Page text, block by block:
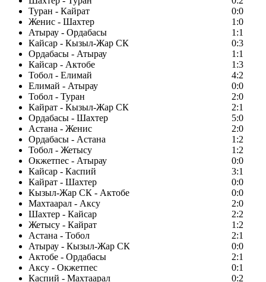
Туран - Кайрат
0:0
Женис - Шахтер
1:0
Атырау - Ордабасы
1:1
Кайсар - Кызыл-Жар СК
0:3
Ордабасы - Атырау
1:1
Кайсар - Актобе
1:3
Тобол - Елимай
4:2
Елимай - Атырау
0:0
Тобол - Туран
2:0
Кайрат - Кызыл-Жар СК
2:1
Ордабасы - Шахтер
5:0
Астана - Женис
2:0
Ордабасы - Астана
1:2
Тобол - Жетысу
1:2
Окжетпес - Атырау
0:0
Кайсар - Каспий
3:1
Кайрат - Шахтер
0:0
Кызыл-Жар СК - Актобе
0:0
Махтаарал - Аксу
2:0
Шахтер - Кайсар
2:2
Жетысу - Кайрат
1:2
Астана - Тобол
2:1
Атырау - Кызыл-Жар СК
0:0
Актобе - Ордабасы
2:1
Аксу - Окжетпес
0:1
Каспий - Махтаарал
0:2